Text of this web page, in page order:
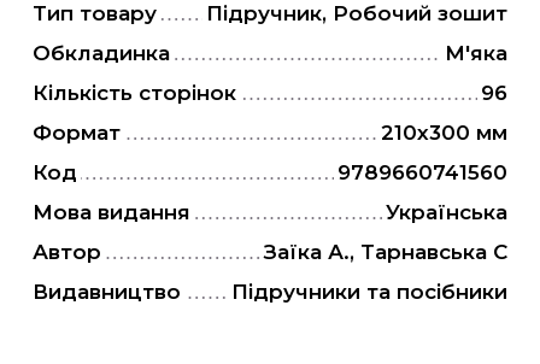
Тип товару
Підручник, Робочий зошит
Обкладинка
М'яка
Кількість сторінок
96
Формат
210х300 мм
Код
9789660741560
Мова видання
Українська
Автор
Заїка А., Тарнавська С
Видавництво
Підручники та посібники
ЗНО та ДПА
4 клас
Художня література
"Є" Підтримка, витратьте вашу тисячу з